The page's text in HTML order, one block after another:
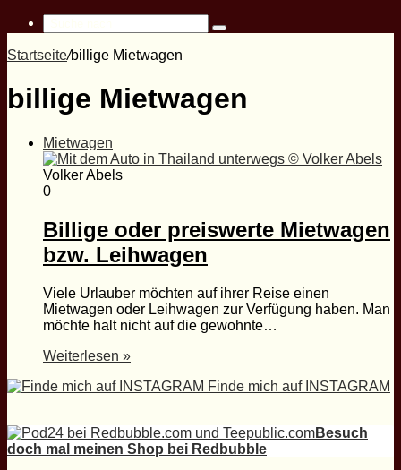
Suche
Startseite/billige Mietwagen
billige Mietwagen
Mietwagen
Volker Abels
0
Billige oder preiswerte Mietwagen
bzw. Leihwagen
Viele Urlauber möchten auf ihrer Reise einen
Mietwagen oder Leihwagen zur Verfügung haben. Man
möchte halt nicht auf die gewohnte…
Weiterlesen »
Finde mich auf INSTAGRAM
Besuch
doch mal meinen Shop bei Redbubble